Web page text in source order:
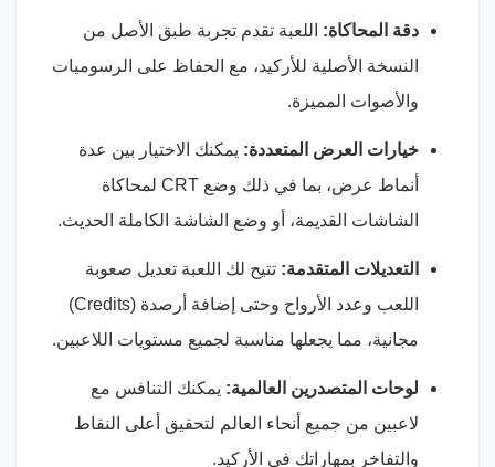
دقة المحاكاة: اللعبة تقدم تجربة طبق الأصل من
النسخة الأصلية للأركيد، مع الحفاظ على الرسوميات
والأصوات المميزة.
خيارات العرض المتعددة: يمكنك الاختيار بين عدة
أنماط عرض، بما في ذلك وضع CRT لمحاكاة
الشاشات القديمة، أو وضع الشاشة الكاملة الحديث.
التعديلات المتقدمة: تتيح لك اللعبة تعديل صعوبة
اللعب وعدد الأرواح وحتى إضافة أرصدة (Credits)
مجانية، مما يجعلها مناسبة لجميع مستويات اللاعبين.
لوحات المتصدرين العالمية: يمكنك التنافس مع
لاعبين من جميع أنحاء العالم لتحقيق أعلى النقاط
والتفاخر بمهاراتك في الأركيد.